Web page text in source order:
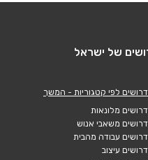
דרושים לפי קטגוריות - המשך
דרושים מלונאות
דרושים משאבי אנוש
דרושים עבודה מהבית
דרושים עיצוב